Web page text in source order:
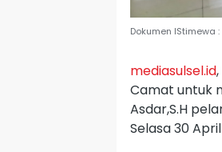
Dokumen IStimewa
mediasulsel.id,
Camat untuk
Asdar,S.H
Selasa 30